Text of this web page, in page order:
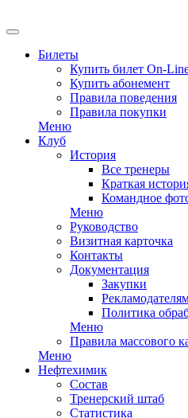
Билеты
Купить билет On-
Купить абонемент
Правила поведения
Правила покупки
Меню
Клуб
История
Все тренеры
Краткая
Командное
Меню
Руководство
Визитная карточка
Контакты
Документация
Закупки
Политика
Меню
Правила массового
Меню
Нефтехимик
Состав
Тренерский штаб
Статистика